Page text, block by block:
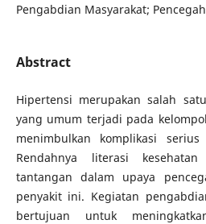
Pengabdian Masyarakat;
Abstract
Hipertensi merupakan salah
yang umum terjadi pada
menimbulkan komplikasi
Rendahnya literasi
tantangan dalam upaya
penyakit ini. Kegiatan
bertujuan untuk